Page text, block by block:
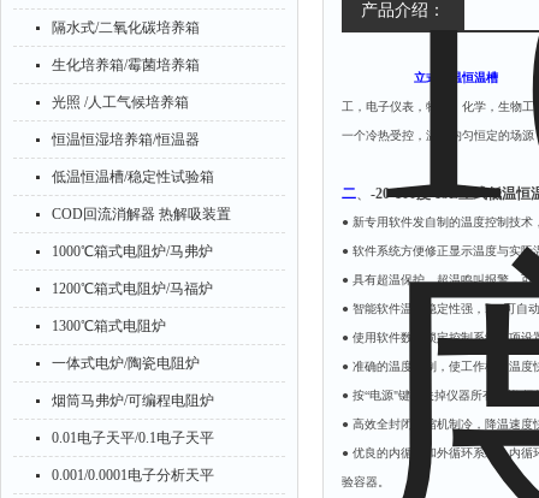
隔水式/二氧化碳培养箱
生化培养箱/霉菌培养箱
光照 /人工气候培养箱
恒温恒湿培养箱/恒温器
低温恒温槽/稳定性试验箱
COD回流消解器 热解吸装置
1000℃箱式电阻炉/马弗炉
1200℃箱式电阻炉/马福炉
1300℃箱式电阻炉
一体式电炉/陶瓷电阻炉
烟筒马弗炉/可编程电阻炉
0.01电子天平/0.1电子天平
0.001/0.0001电子分析天平
产品介绍：
立式低温恒
工，电子仪表，物理，化学，生物
一个冷热受控，温度均匀恒定的场
二、 -20-100度 15L立式低温恒
● 新专用软件发自制的温度控制技术
● 软件系统方便修正显示温度与实
● 具有超温保护、超温鸣叫报警，
● 智能软件温度稳定性强，PID可自
● 使用软件数字锁定控制系统各项
● 准确的温度控制，使工作槽内温度
● 按“电源"键可关掉仪器所有功能,
● 高效全封闭压缩机制冷，降温速
● 优良的内循环和外循环系统，内
验容器。